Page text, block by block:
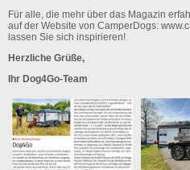
Für alle, die mehr über das Magazin
auf der Website von CamperDogs:
lassen Sie sich inspirieren!
Herzliche Grüße,
Ihr Dog4Go-Team